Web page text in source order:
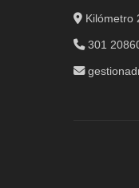
Kilómetro
301